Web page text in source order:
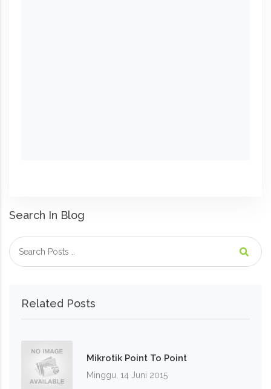
Search In Blog
Related Posts
Mikrotik Point To Point
Minggu, 14 Juni 2015